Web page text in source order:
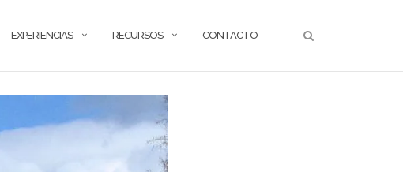
EXPERIENCIAS RECURSOS CONTACTO